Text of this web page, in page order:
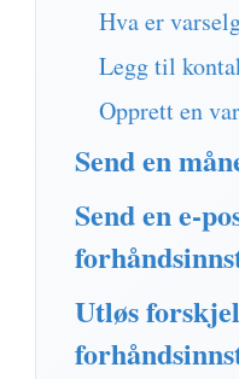
Hva er
Legg til
Opprett en
Send en
Send en e-
Utløs